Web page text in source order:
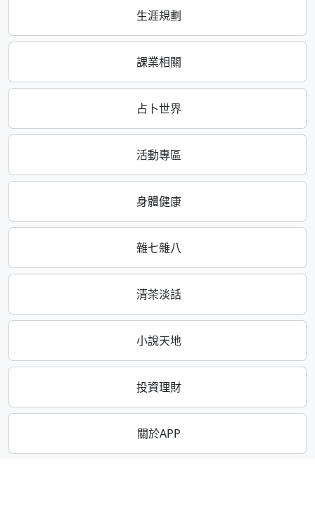
生涯規劃
課業相關
占卜世界
活動專區
身體健康
雜七雜八
清茶淡話
小說天地
投資理財
關於APP